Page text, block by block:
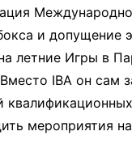
и допущение
летние Игры в
IBA он сам
мероприятия